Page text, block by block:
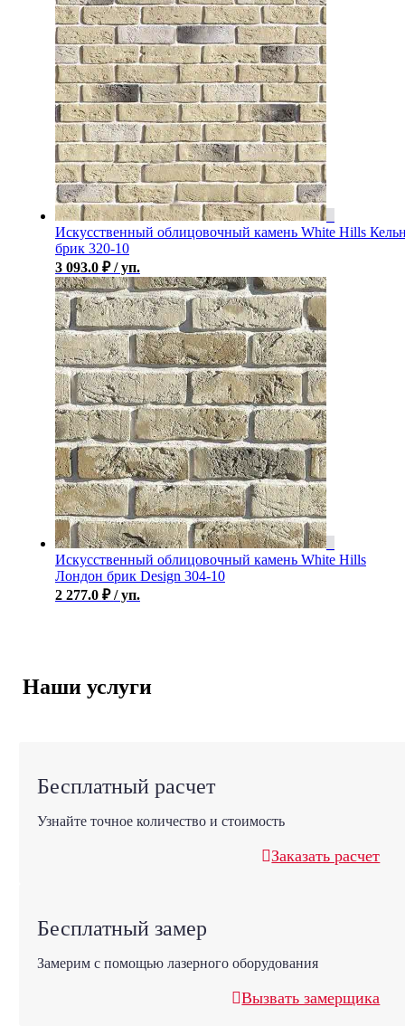
Искусственный облицовочный камень White Hills
брик 320-10
3 093.0 ₽ / уп.
Искусственный облицовочный камень White Hills
Лондон брик Design 304-10
2 277.0 ₽ / уп.
Наши услуги
Бесплатный расчет
Узнайте точное количество и стоимость
Заказать расчет
Бесплатный замер
Замерим с помощью лазерного оборудования
Вызвать замерщика